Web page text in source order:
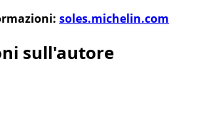
soles.michelin.com
sull'autore